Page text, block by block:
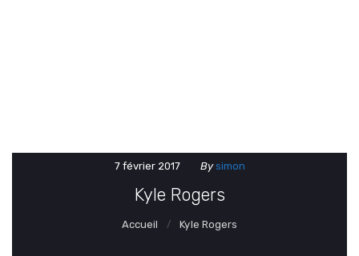
7 février 2017 Bysimon
Kyle Rogers
Accueil Kyle Rogers